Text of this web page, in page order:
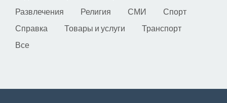
Развлечения
Религия СМИ
Спорт
Справка
Товары и услуги
Транспорт
Все